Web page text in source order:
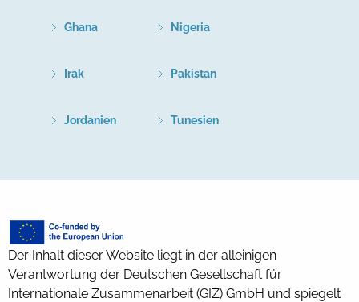
Ghana
Irak
Jordanien
Nigeria
Pakistan
Tunesien
Der Inhalt dieser Website liegt in der alleinigen
Verantwortung der Deutschen Gesellschaft für
Internationale Zusammenarbeit (GIZ) GmbH und spiegelt